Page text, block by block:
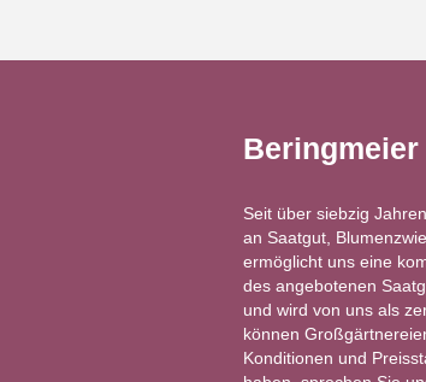
Seit über siebzig
an Saatgut,
ermöglicht uns eine
des angebotenen
und wird von uns als
können
Konditionen und